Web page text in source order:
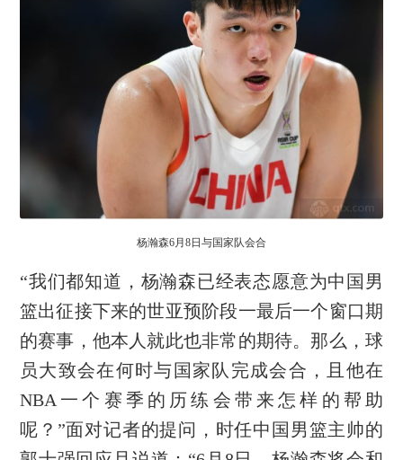
杨瀚森6月8日与国家队会合
“我们都知道，杨瀚森已经表态愿意为中国男
篮出征接下来的世亚预阶段一最后一个窗口期
的赛事，他本人就此也非常的期待。那么，球
员大致会在何时与国家队完成会合，且他在
NBA一个赛季的历练会带来怎样的帮助
呢？”面对记者的提问，时任中国男篮主帅的